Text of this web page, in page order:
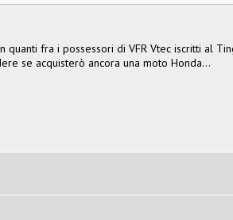
fra i possessori di VFR Vtec iscritti al
se acquisterò ancora una moto Honda...